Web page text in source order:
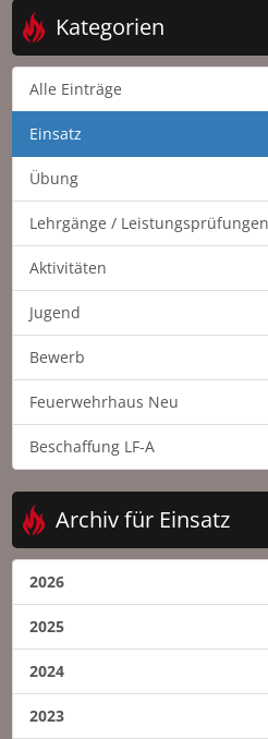
Kategorien
Alle Einträge
Einsatz
Übung
Lehrgänge / Leistungsprüfungen
Aktivitäten
Jugend
Bewerb
Feuerwehrhaus Neu
Beschaffung LF-A
Archiv für Einsatz
2026
2025
2024
2023